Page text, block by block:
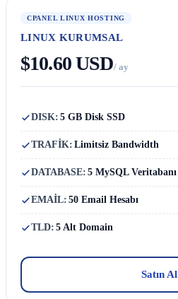
CPANEL LINUX HOSTING
LINUX KURUMSAL
$10.60 USD/ ay
DISK: 5 GB Disk SSD
TRAFİK: Limitsiz Bandwidth
DATABASE: 5 MySQL Veritabanı
EMAİL: 50 Email Hesabı
TLD: 5 Alt Domain
Satın Al